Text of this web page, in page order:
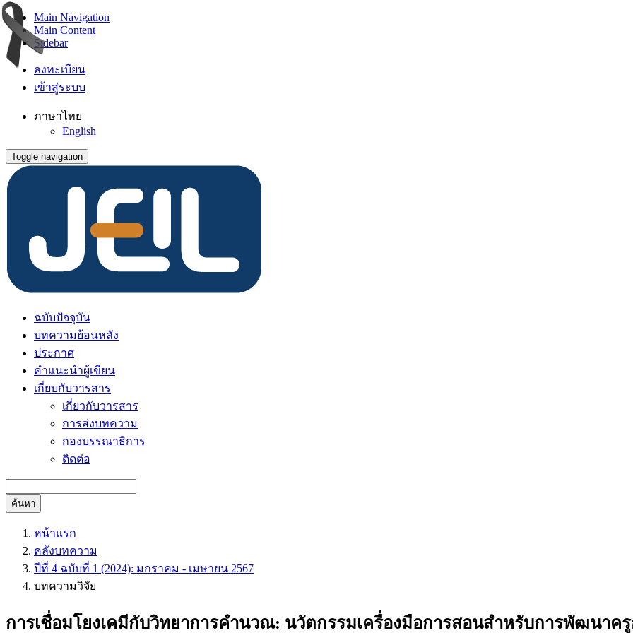
Main Navigation
Main Content
Sidebar
ลงทะเบียน
เข้าสู่ระบบ
ภาษาไทย
English
Toggle navigation
ฉบับปัจจุบัน
บทความย้อนหลัง
ประกาศ
คำแนะนำผู้เขียน
เกี่ยบกับวารสาร
เกี่ยวกับวารสาร
การส่งบทความ
กองบรรณาธิการ
ติดต่อ
ค้นหา
หน้าแรก
คลังบทความ
ปีที่ 4 ฉบับที่ 1 (2024): มกราคม - เมษายน 2567
บทความวิจัย
การเชื่อมโยงเคมีกับวิทยาการคำนวณ: นวัตกรรมเครื่องมือการสอนสำหรับการพัฒนาค